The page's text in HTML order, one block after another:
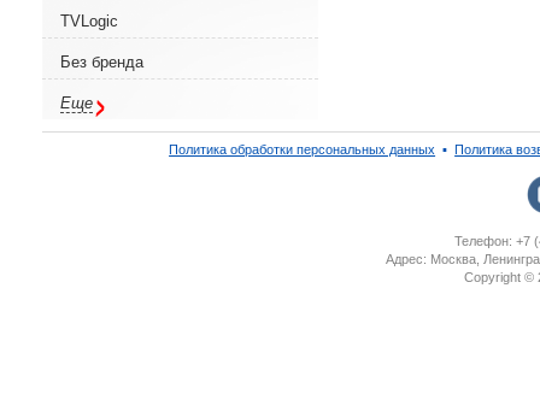
TVLogic
Без бренда
Еще
Политика обработки персональных данных ▪ Политика
Телефон: +7
Адрес: Москва,
Copyright ©